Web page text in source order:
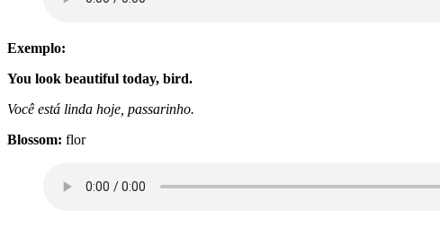
Exemplo:
You look beautiful today, bird.
Você está linda hoje, passarinho.
Blossom: flor